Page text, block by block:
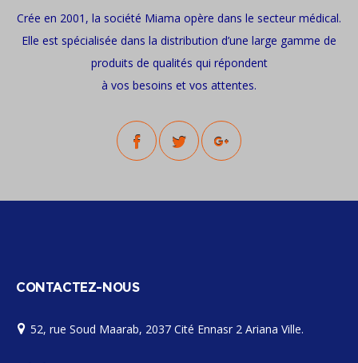
Crée en 2001, la société Miama opère dans le secteur médical.
Elle est spécialisée dans la distribution d’une large gamme de
produits de qualités qui répondent
à vos besoins et vos attentes.
CONTACTEZ-NOUS
52, rue Soud Maarab, 2037 Cité Ennasr 2 Ariana Ville.